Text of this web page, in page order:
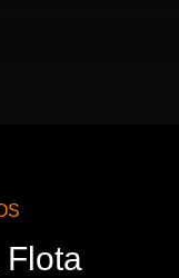
Flota